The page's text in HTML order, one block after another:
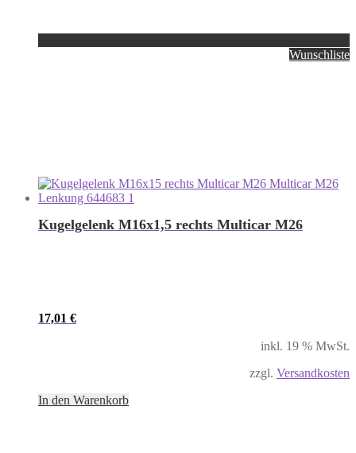
Wunschliste
Kugelgelenk M16x1,5 rechts Multicar M26
17,01 €
inkl. 19 % MwSt.
zzgl. Versandkosten
In den Warenkorb